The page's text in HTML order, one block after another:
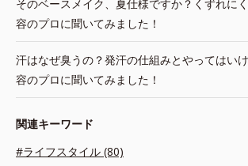
そのベースメイク、夏仕様ですか？くずれに
容のプロに聞いてみました！
汗はなぜ臭うの？発汗の仕組みとやってはい
容のプロに聞いてみました！
関連キーワード
#ライフスタイル (80)